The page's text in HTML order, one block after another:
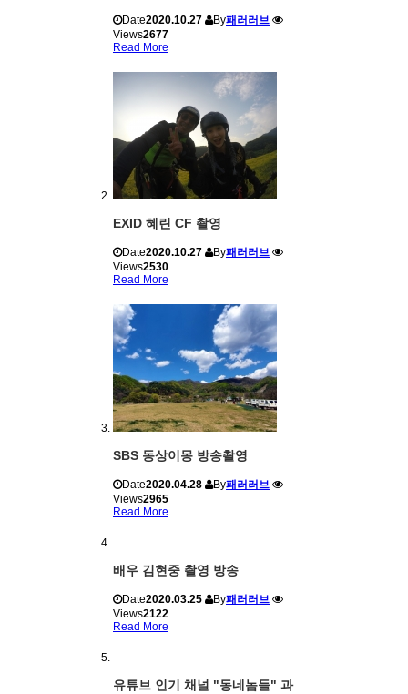
Date2020.10.27 By패러러브
Views2677
Read More
EXID 혜린 CF 촬영
Date2020.10.27 By패러러브
Views2530
Read More
SBS 동상이몽 방송촬영
Date2020.04.28 By패러러브
Views2965
Read More
배우 김현중 촬영 방송
Date2020.03.25 By패러러브
Views2122
Read More
유튜브 인기 채널 "동네놈들" 과